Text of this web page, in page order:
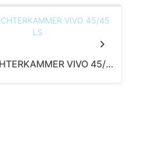
BEFEUCHTERKAMMER VIVO 45/45 LS